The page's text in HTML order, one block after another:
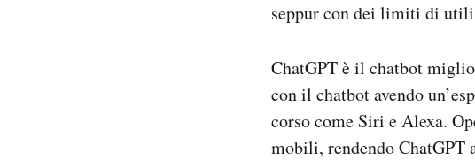
seppur con dei limiti di
ChatGPT è il chatbot
con il chatbot avendo
corso come Siri e Alexa.
mobili, rendendo ChatGPT